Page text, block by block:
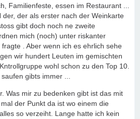
Familienfeste, essen im Restaurant ...
der, der als erster nach der Weinkarte
gibt doch noch ne zweite
mich (noch) unter riskanter
. Aber wenn ich es ehrlich sehe
wir hundert Leuten im gemischten
wohl schon zu den Top 10.
gibts immer ...
Was mir zu bedenken gibt ist das mit
der Punkt da ist wo einem die
so verzeiht. Lange hatte ich kein